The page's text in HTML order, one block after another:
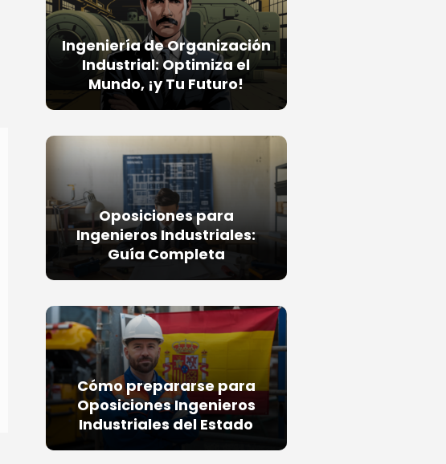
Ingeniería de Organización
Industrial: Optimiza el
Mundo, ¡y Tu Futuro!
Oposiciones para
Ingenieros Industriales:
Guía Completa
Cómo prepararse para
Oposiciones Ingenieros
Industriales del Estado